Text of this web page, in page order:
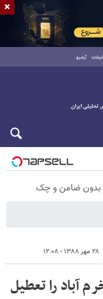
آرشیو
۲۸ مهر ۱۳۸۸ - ۱۲:۰۸
آباد را تعطیل
×